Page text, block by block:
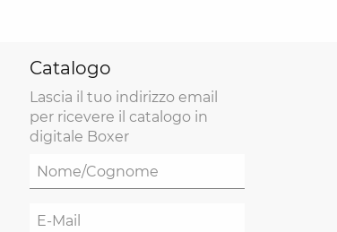
Catalogo
Lascia il tuo indirizzo email
per ricevere il catalogo in
digitale Boxer